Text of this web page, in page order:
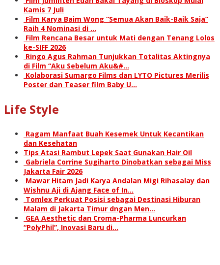
Kamis 7 Juli
Film Karya Baim Wong “Semua Akan Baik-Baik Saja”
Raih 4 Nominasi di …
Film Rencana Besar untuk Mati dengan Tenang Lolos
ke-SIFF 2026
Ringo Agus Rahman Tunjukkan Totalitas Aktingnya
di Film “Aku Sebelum Aku&#…
Kolaborasi Sumargo Films dan LYTO Pictures Merilis
Poster dan Teaser film Baby U…
Life Style
Ragam Manfaat Buah Kesemek Untuk Kecantikan
dan Kesehatan
Tips Atasi Rambut Lepek Saat Gunakan Hair Oil
Gabriela Corrine Sugiharto Dinobatkan sebagai Miss
Jakarta Fair 2026
Mawar Hitam Jadi Karya Andalan Migi Rihasalay dan
Wishnu Aji di Ajang Face of In…
Tomlex Perkuat Posisi sebagai Destinasi Hiburan
Malam di Jakarta Timur dngan Men…
GEA Aesthetic dan Croma-Pharma Luncurkan
“PolyPhil”, Inovasi Baru di…